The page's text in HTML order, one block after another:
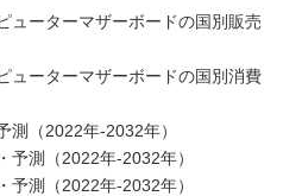
ューターマザーボードの国別販売
ューターマザーボードの国別消費
測（2022年-2032年）
予測（2022年-2032年）
予測（2022年-2032年）